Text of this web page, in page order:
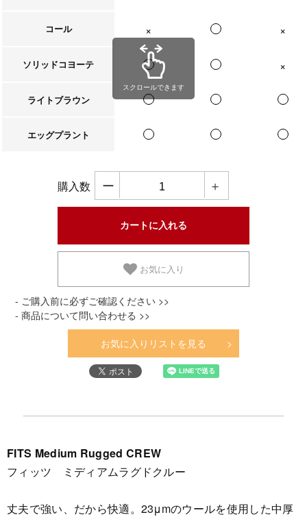
コール
ソリッドコヨーテ
ライトブラウン
エッグプラント
スクロールできます
購入数 ー ＋
お気に入り
- ご購入前に必ずご確認ください >>
- 商品について問い合わせる >>
お気に入りリストを見る
FITS Medium Rugged CREW
フィッツ ミディアムラグドクルー
丈夫で強い、だから快適。23μmのウールを使用した中厚